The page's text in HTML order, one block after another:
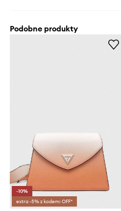
Podobne produkty
-10%
extra -5% z kodem: OFF*